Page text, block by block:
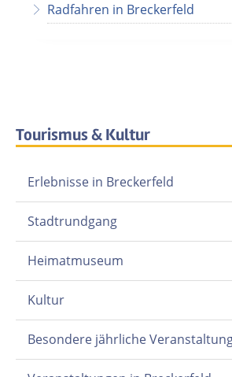
Radfahren in Breckerfeld
Tourismus & Kultur
Erlebnisse in Breckerfeld
Stadtrundgang
Heimatmuseum
Kultur
Besondere jährliche